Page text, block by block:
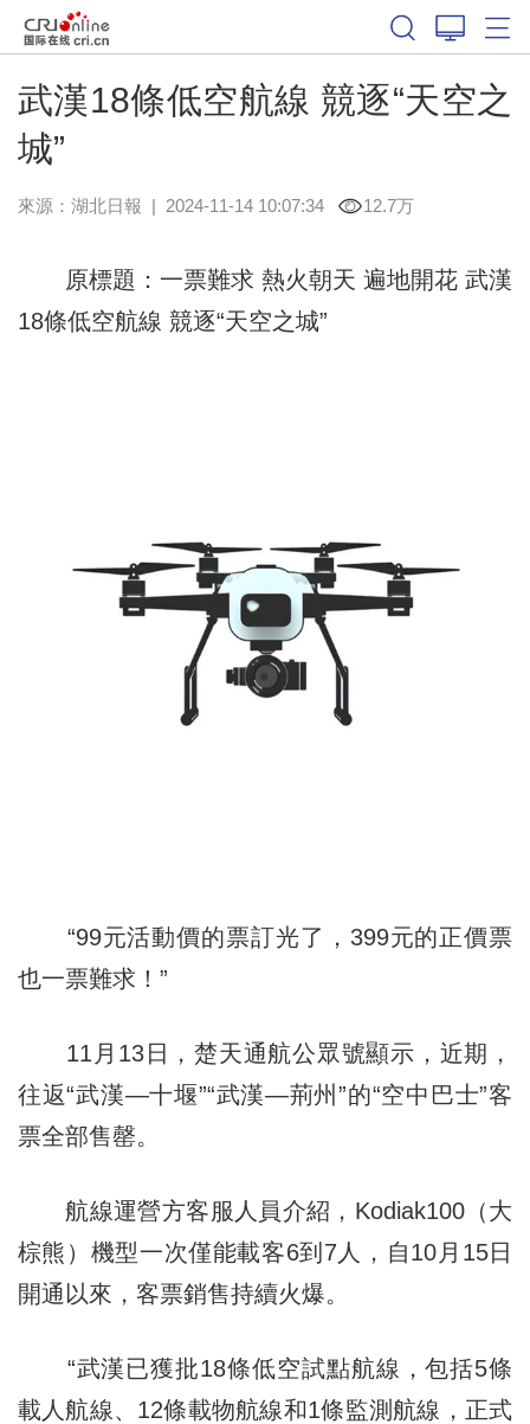
武漢18條低空航線 競逐“天空之
城”
來源： 湖北日報 | 2024-11-14 10:07:34 12.7万
原標題：一票難求 熱火朝天 遍地開花 武漢
18條低空航線 競逐“天空之城”
“99元活動價的票訂光了，399元的正價票
也一票難求！”
11月13日，楚天通航公眾號顯示，近期，
往返“武漢—十堰”“武漢—荊州”的“空中巴士”客
票全部售罄。
航線運營方客服人員介紹，Kodiak100（大
棕熊）機型一次僅能載客6到7人，自10月15日
開通以來，客票銷售持續火爆。
“武漢已獲批18條低空試點航線，包括5條
載人航線、12條載物航線和1條監測航線，正式